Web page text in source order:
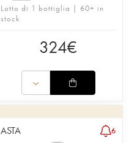
Lotto di 1 bottiglia | 60+ in
stock
324€
ASTA 6